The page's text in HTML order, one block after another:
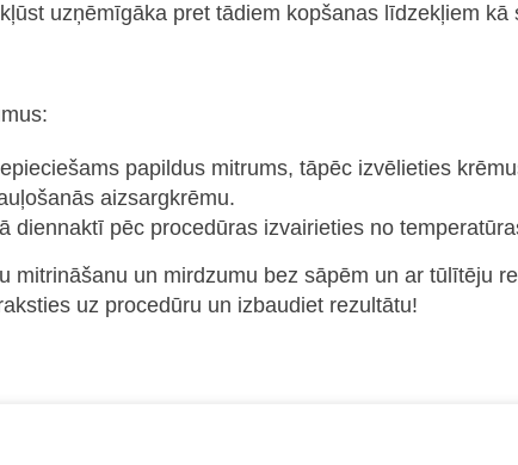
uzņēmīgāka pret tādiem kopšanas līdzekļiem
papildus mitrums, tāpēc izvēlieties
aizsargkrēmu.
diennaktī pēc procedūras izvairieties no
mitrināšanu un mirdzumu bez sāpēm un ar tūlītēju
uz procedūru un izbaudiet rezultātu!